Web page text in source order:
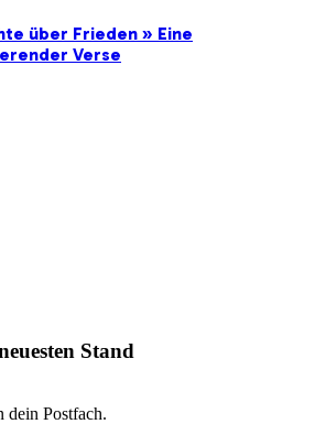
über Frieden » Eine
Verse
Stand
dein Postfach.